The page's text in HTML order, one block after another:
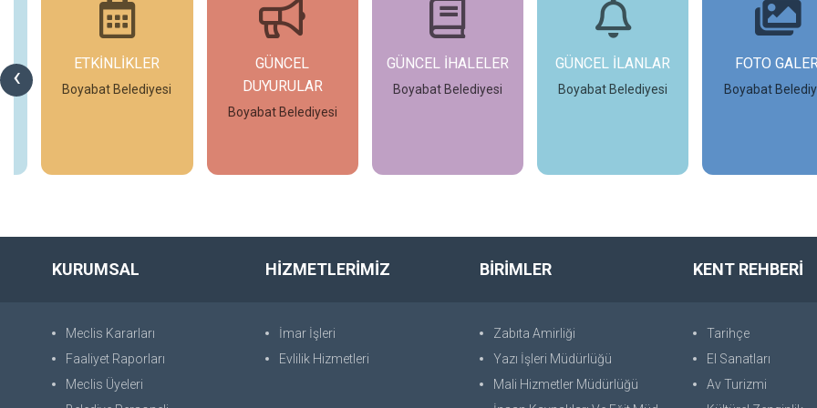
‹ ETKİNLİKLER
Boyabat Belediyesi
GÜNCEL
DUYURULAR
Boyabat Belediyesi
GÜNCEL İHALELER
Boyabat Belediyesi
GÜNCEL İLANLAR
Boyabat Belediyesi
FOTO
Boyabat
KURUMSAL
Meclis Kararları
Faaliyet Raporları
Meclis Üyeleri
HİZMETLERİMİZ
İmar İşleri
Evlilik Hizmetleri
BİRİMLER
Zabıta Amirliği
Yazı İşleri Müdürlüğü
Mali Hizmetler Müdürlüğü
KENT REHBERİ
Tarihçe
El Sanatları
Av Turizmi